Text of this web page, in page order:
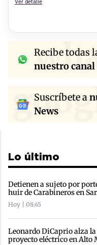
Ver detalle
Recibe todas
nuestro canal
Suscríbete a
News
Lo último
Detienen a sujeto por
huir de Carabineros en
Hoy | 08:45
Leonardo DiCaprio alza
proyecto eléctrico en Alto